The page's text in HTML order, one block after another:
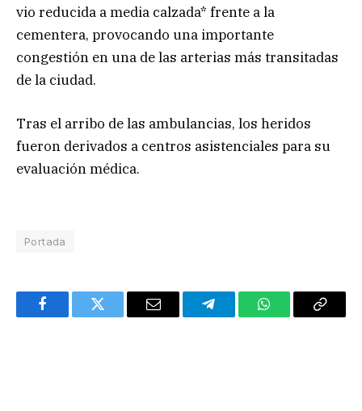
vio reducida a media calzada* frente a la
cementera, provocando una importante
congestión en una de las arterias más transitadas
de la ciudad.
Tras el arribo de las ambulancias, los heridos
fueron derivados a centros asistenciales para su
evaluación médica.
Portada
FacebookTwitter Email TelegramWhatsAppCopy